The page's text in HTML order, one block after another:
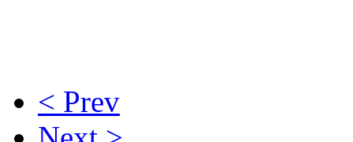
< Prev